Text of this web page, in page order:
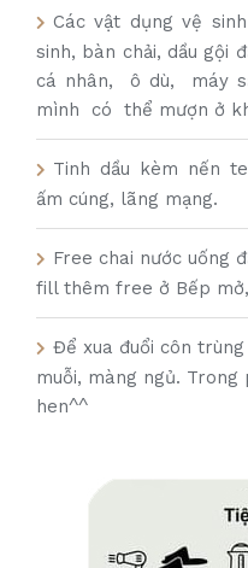
Các vật dụng vệ
sinh, bàn chải, dầu gội
cá nhân, ô dù, máy
mình có thể mượn ở
Tinh dầu kèm nến
ấm cúng, lãng mạng.
Free chai nước uống
fill thêm free ở Bếp
Để xua đuổi côn
muỗi, màng ngủ.
hen^^